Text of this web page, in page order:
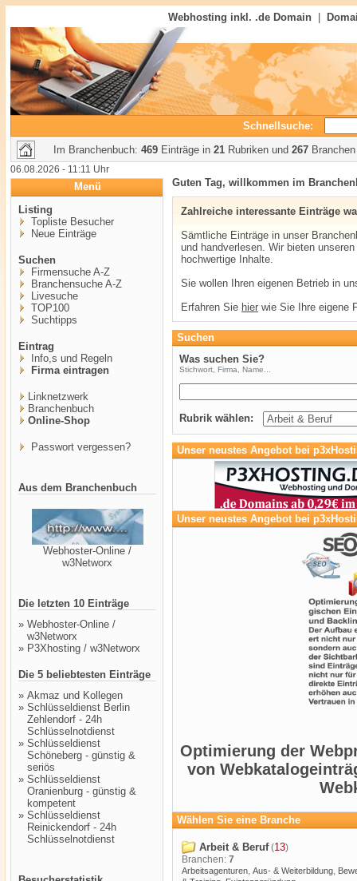
Webhosting inkl. .de Domain
Schnellsuche:
Im Branchenbuch: 469 Einträge in 21 Rubriken und 267 Branchen
06.08.2026 - 11:11 Uhr
Menü
Listing
Topliste Besucher
Neue Einträge
Suchen
Firmensuche A-Z
Branchensuche A-Z
Livesuche
TOP100
Suchtipps
Eintrag
Info,s und Regeln
Firma eintragen
Linknetzwerk
Branchenbuch
Online-Shop
Passwort vergessen?
Aus dem Branchenbuch
Webhoster-Online /
w3Networx
Die letzten 10 Einträge
» Webhoster-Online /
w3Networx
» P3Xhosting / w3Networx
Die 5 beliebtesten Einträge
» Akmaz und Kollegen
» Schlüsseldienst Berlin
Zehlendorf - 24h
Schlüsselnotdienst
» Schlüsseldienst
Schöneberg - günstig &
seriös
» Schlüsseldienst
Oranienburg - günstig &
kompetent
» Schlüsseldienst
Reinickendorf - 24h
Schlüsselnotdienst
Guten Tag, willkommen im
Zahlreiche interessante Einträge
Sämtliche Einträge in unser
und handverlesen. Wir bieten
hochwertige Inhalte.
Sie wollen Ihren eigenen Betrieb in
Erfahren Sie hier wie Sie Ihre eigene
Suchen
Was suchen Sie?
Stichwort, Firma, Name...
Rubrik wählen:
Unser neustes Angebot bei
Unser neustes Angebot bei
Optimierung der
von
Wählen Sie eine Branche
Arbeit & Beruf(13)
Branchen: 7
Arbeitsagenturen, Aus- & Weiterbildung,